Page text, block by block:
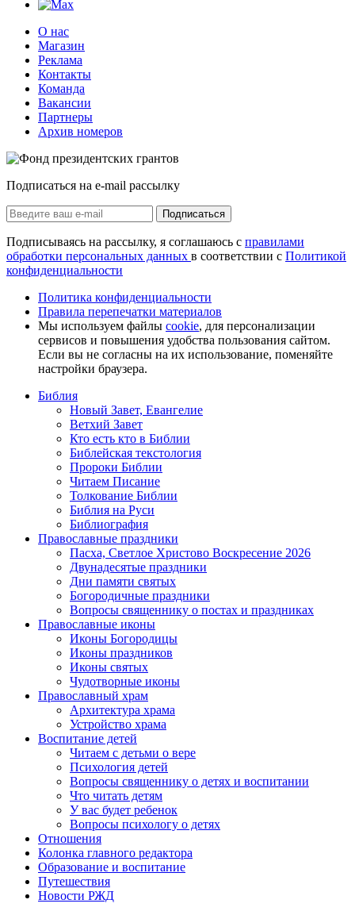
О нас
Магазин
Реклама
Контакты
Команда
Вакансии
Партнеры
Архив номеров
Подписаться на e-mail рассылку
Подписаться
Подписываясь на рассылку, я соглашаюсь с правилами
обработки персональных данных в соответствии с Политикой
конфиденциальности
Политика конфиденциальности
Правила перепечатки материалов
Мы используем файлы cookie, для персонализации
сервисов и повышения удобства пользования сайтом.
Если вы не согласны на их использование, поменяйте
настройки браузера.
Библия
Новый Завет, Евангелие
Ветхий Завет
Кто есть кто в Библии
Библейская текстология
Пророки Библии
Читаем Писание
Толкование Библии
Библия на Руси
Библиография
Православные праздники
Пасха, Светлое Христово Воскресение 2026
Двунадесятые праздники
Дни памяти святых
Богородичные праздники
Вопросы священнику о постах и праздниках
Православные иконы
Иконы Богородицы
Иконы праздников
Иконы святых
Чудотворные иконы
Православный храм
Архитектура храма
Устройство храма
Воспитание детей
Читаем с детьми о вере
Психология детей
Вопросы священнику о детях и воспитании
Что читать детям
У вас будет ребенок
Вопросы психологу о детях
Отношения
Колонка главного редактора
Образование и воспитание
Путешествия
Новости РЖД